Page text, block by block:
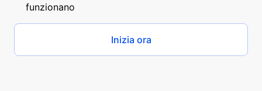
funzionano
Inizia ora